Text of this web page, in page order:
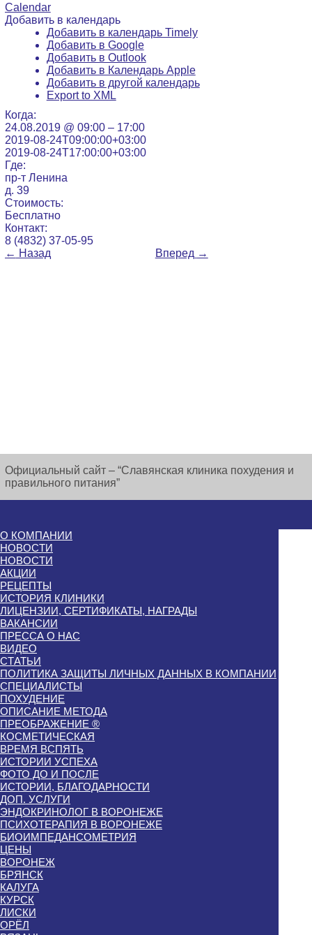
Calendar
Добавить в календарь
Добавить в календарь Timely
Добавить в Google
Добавить в Outlook
Добавить в Календарь Apple
Добавить в другой календарь
Export to XML
Когда:
24.08.2019 @ 09:00 – 17:00
2019-08-24T09:00:00+03:00
2019-08-24T17:00:00+03:00
Где:
пр-т Ленина
д. 39
Стоимость:
Бесплатно
Контакт:
8 (4832) 37-05-95
← Назад Вперед →
Официальный сайт – “Славянская клиника похудения и
правильного питания”
О КОМПАНИИ
НОВОСТИ
НОВОСТИ
АКЦИИ
РЕЦЕПТЫ
ИСТОРИЯ КЛИНИКИ
ЛИЦЕНЗИИ, СЕРТИФИКАТЫ, НАГРАДЫ
ВАКАНСИИ
ПРЕССА О НАС
ВИДЕО
СТАТЬИ
ПОЛИТИКА ЗАЩИТЫ ЛИЧНЫХ ДАННЫХ В КОМПАНИИ
СПЕЦИАЛИСТЫ
ПОХУДЕНИЕ
ОПИСАНИЕ МЕТОДА
ПРЕОБРАЖЕНИЕ ®
КОСМЕТИЧЕСКАЯ
ВРЕМЯ ВСПЯТЬ
ИСТОРИИ УСПЕХА
ФОТО ДО И ПОСЛЕ
ИСТОРИИ, БЛАГОДАРНОСТИ
ДОП. УСЛУГИ
ЭНДОКРИНОЛОГ В ВОРОНЕЖЕ
ПСИХОТЕРАПИЯ В ВОРОНЕЖЕ
БИОИМПЕДАНСОМЕТРИЯ
ЦЕНЫ
ВОРОНЕЖ
БРЯНСК
КАЛУГА
КУРСК
ЛИСКИ
ОРЁЛ